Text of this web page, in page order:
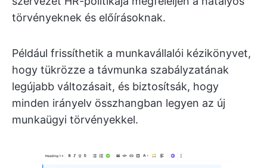
törvényeknek és előírásoknak.
Például frissíthetik a munkavállalói kézikönyvet,
hogy tükrözze a távmunka szabályzatának
legújabb változásait, és biztosítsák, hogy
minden irányelv összhangban legyen az új
munkaügyi törvényekkel.